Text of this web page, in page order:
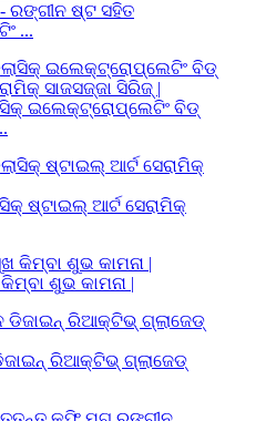
ରଙ୍ଗୀନ ଷ୍ଟ ସହିତ
...
ଇଲେକ୍ଟ୍ରୋପ୍ଲେଟିଂ ବିଡ୍
ଷ୍ଟାଇଲ୍ ଆର୍ଟ ସେରାମିକ୍
ଶୁଭ କାମନା |
ରିଆକ୍ଟିଭ୍ ଗ୍ଲାଜେଡ୍